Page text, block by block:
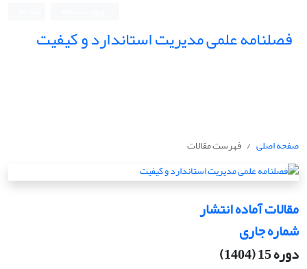
فصلنامه علمی مدیریت استاندارد و کیفیت
صفحه اصلی فهرست مقالات
مقالات آماده انتشار
شماره جاری
دوره 15 (1404)